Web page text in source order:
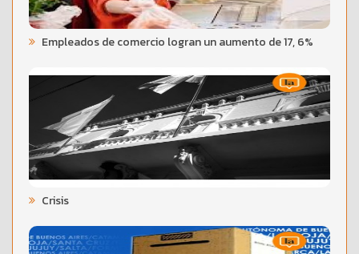
Empleados de comercio logran un aumento de 17, 6%
Crisis